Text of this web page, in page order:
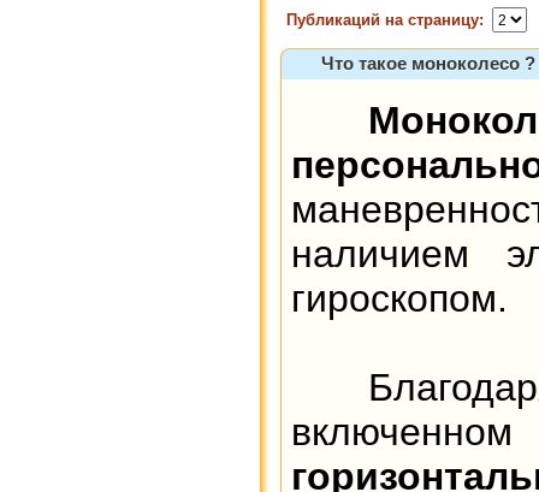
Публикаций на страницу:
Что такое моноколесо ?
наличием
гироскопом.